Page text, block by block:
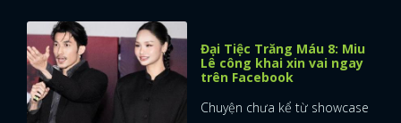
Đại Tiệc Trăng Máu 8: Miu
Lê công khai xin vai ngay
trên Facebook
Chuyện chưa kể từ showcase